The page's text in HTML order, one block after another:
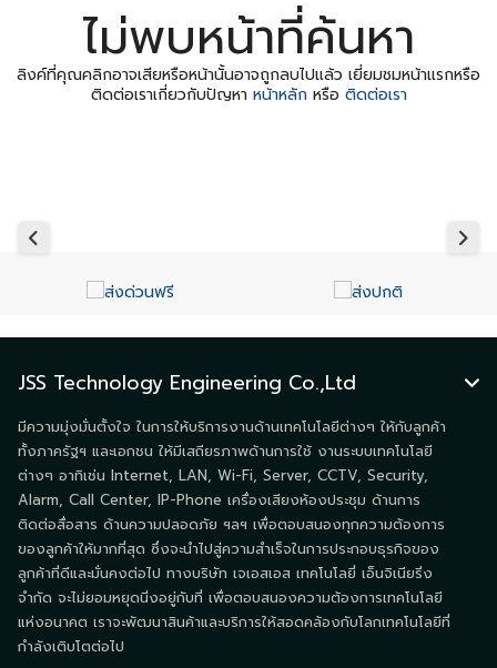
ไม่พบหน้าที่ค้นหา
ลิงค์ที่คุณคลิกอาจเสียหรือหน้านั้นอาจถูกลบไปแล้ว เยี่ยมชมหน้าแรกหรือ
ติดต่อเราเกี่ยวกับปัญหา หน้าหลักหรือ ติดต่อเรา
JSS Technology Engineering Co.,Ltd
มีความมุ่งมั่นตั้งใจ ในการให้บริการงานด้านเทคโนโลยีต่างๆ ให้กับลูกค้า
ทั้งภาครัฐฯ และเอกชน ให้มีเสถียรภาพด้านการใช้ งานระบบเทคโนโลยี
ต่างๆ อาทิเช่น Internet, LAN, Wi-Fi, Server, CCTV, Security,
Alarm, Call Center, IP-Phone เครื่องเสียงห้องประชุม ด้านการ
ติดต่อสื่อสาร ด้านความปลอดภัย ฯลฯ เพื่อตอบสนองทุกความต้องการ
ของลูกค้าให้มากที่สุด ซึ่งจะนำไปสู่ความสำเร็จในการประกอบธุรกิจของ
ลูกค้าที่ดีและมั่นคงต่อไป ทางบริษัท เจเอสเอส เทคโนโลยี่ เอ็นจิเนียริ่ง
จำกัด จะไม่ยอมหยุดนิ่งอยู่กับที่ เพื่อตอบสนองความต้องการเทคโนโลยี
แห่งอนาคต เราจะพัฒนาสินค้าและบริการให้สอดคล้องกับโลกเทคโนโลยีที่
กำลังเติบโตต่อไป